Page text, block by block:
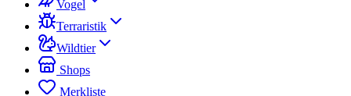
Vogel
Terraristik
Wildtier
Shops
Merkliste